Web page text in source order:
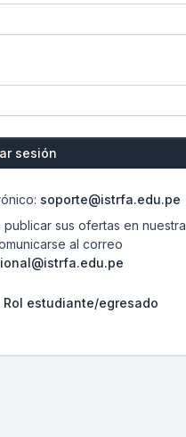
sesión
soporte@istrfa.edu.pe
sus ofertas en nuestra
al correo
estudiante/egresado